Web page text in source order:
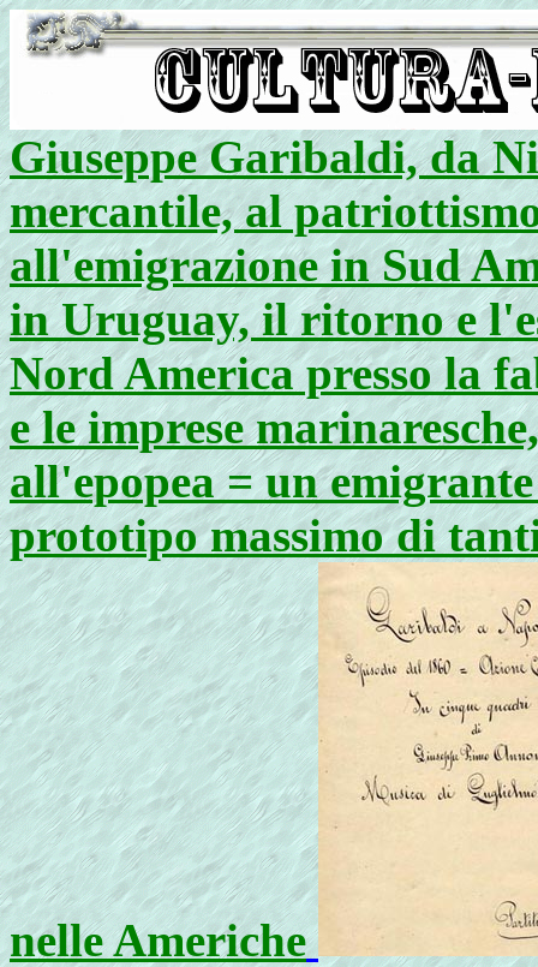
Giuseppe Garibaldi, da
mercantile, al
all'emigrazione in Sud
in Uruguay, il ritorno e
Nord America presso la
e le imprese
all'epopea = un
prototipo massimo di
nelle Americhe